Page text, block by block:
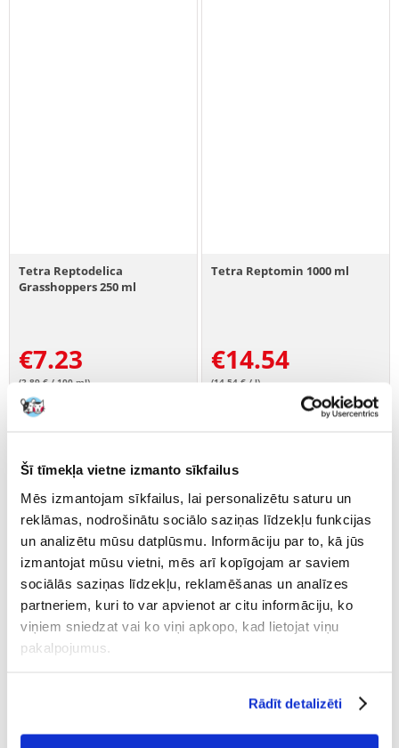
Šī tīmekļa vietne izmanto sīkfailus
Mēs izmantojam sīkfailus, lai personalizētu saturu un
reklāmas, nodrošinātu sociālo saziņas līdzekļu funkcijas
un analizētu mūsu datplūsmu. Informāciju par to, kā jūs
izmantojat mūsu vietni, mēs arī kopīgojam ar saviem
sociālās saziņas līdzekļu, reklamēšanas un analīzes
partneriem, kuri to var apvienot ar citu informāciju, ko
viņiem sniedzat vai ko viņi apkopo, kad lietojat viņu
pakalpojumus.
Rādīt detalizēti
Tetra Reptodelica
Grasshoppers 250 ml
€7.23
(2.89 € / 100 ml)
PIEVIENOT GROZAM
Tetra Reptomin 1000 ml
€14.54
(14.54 € / l)
PIEVIENOT GROZAM
Tetra Gammarus 1 l
Tetra Tortoise pašaras